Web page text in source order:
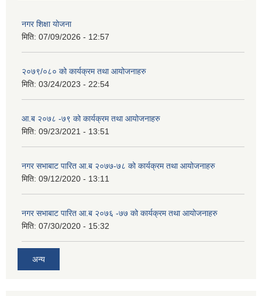
नगर शिक्षा योजना
मिति: 07/09/2026 - 12:57
२०७९/०८० को कार्यक्रम तथा आयोजनाहरु
मिति: 03/24/2023 - 22:54
आ.ब २०७८ -७९ को कार्यक्रम तथा आयोजनाहरु
मिति: 09/23/2021 - 13:51
नगर सभाबाट पारित आ.ब २०७७-७८ को कार्यक्रम तथा आयोजनाहरु
मिति: 09/12/2020 - 13:11
नगर सभाबाट पारित आ.ब २०७६ -७७ को कार्यक्रम तथा आयोजनाहरु
मिति: 07/30/2020 - 15:32
अन्य